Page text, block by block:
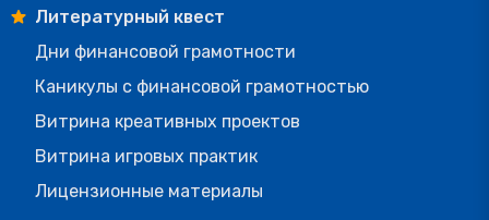
Литературный квест
Дни финансовой грамотности
Каникулы с финансовой грамотностью
Витрина креативных проектов
Витрина игровых практик
Лицензионные материалы